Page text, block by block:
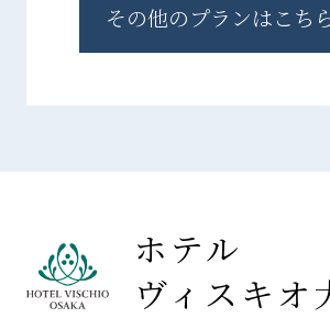
その他のプランはこち
ホテル
ヴィスキオ